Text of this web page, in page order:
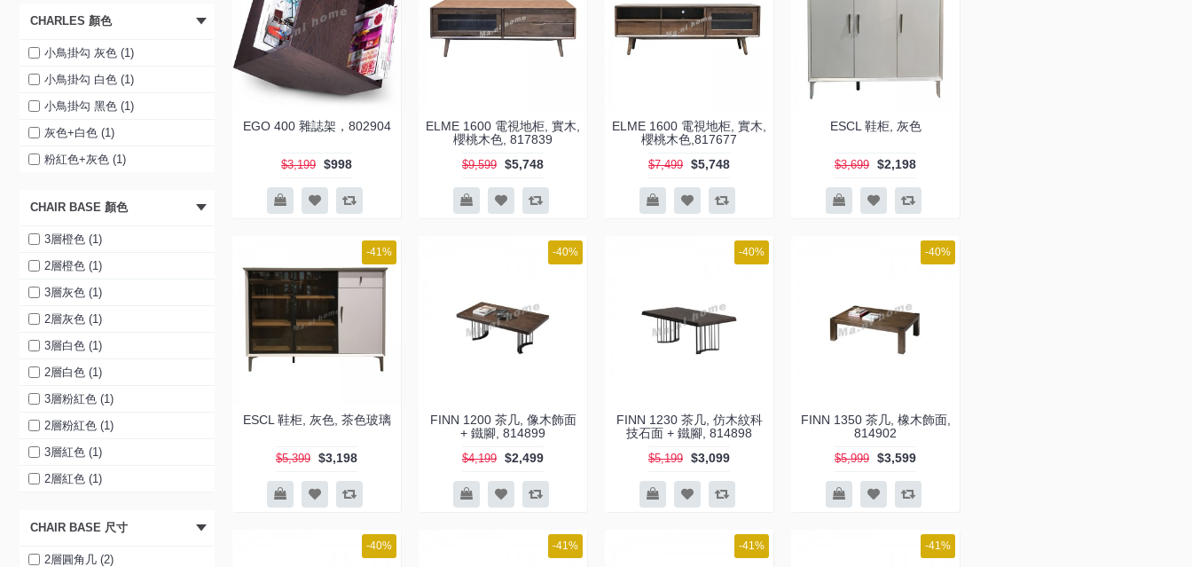
800 主柜 (1)
400 飾柜 (1)
組合柜 (1)
910 (1)
1060 (1)
1200 (1)
1350 (1)
1520 (1)
1670 (1)
900 兩門 (1)
1067 三門 (1)
1370 三門 (1)
1500 四門 (1)
900 兩門兩桶 (1)
1067 三門三桶 (1)
1370 三門三桶 (1)
1500 四門四桶 (1)
1000 水泥色+胡桃木色 (1)
1000 淺灰石紋+灰橡木色 (1)
800 兩桶兩門 (1)
1200 三桶三門 (1)
1400 兩桶四門 (1)
CHARLES 顏色
小鳥掛勾 灰色 (1)
小鳥掛勾 白色 (1)
小鳥掛勾 黑色 (1)
灰色+白色 (1)
粉紅色+灰色 (1)
CHAIR BASE 顏色
3層橙色 (1)
2層橙色 (1)
3層灰色 (1)
2層灰色 (1)
3層白色 (1)
2層白色 (1)
3層粉紅色 (1)
2層粉紅色 (1)
3層紅色 (1)
2層紅色 (1)
2層藍色 (1)
3層黃色 (1)
CHAIR BASE 尺寸
2層圓角几 (2)
EGO 400 雜誌架，802904
$3,199 $998
ELME 1600 電視地柜, 實木,
櫻桃木色, 817839
$9,599 $5,748
ELME 1600 電視地柜, 實木,
櫻桃木色,817677
$7,499 $5,748
ESCL 鞋柜, 灰色
$3,699 $2,198
-41%
ESCL 鞋柜, 灰色, 茶色玻璃
$5,399 $3,198
-40%
FINN 1200 茶几, 像木飾面
+ 鐵腳, 814899
$4,199 $2,499
-40%
FINN 1230 茶几, 仿木紋科
技石面 + 鐵腳, 814898
$5,199 $3,099
-40%
FINN 1350 茶几, 橡木飾面,
814902
$5,999 $3,599
-40% -41% -41% -41%